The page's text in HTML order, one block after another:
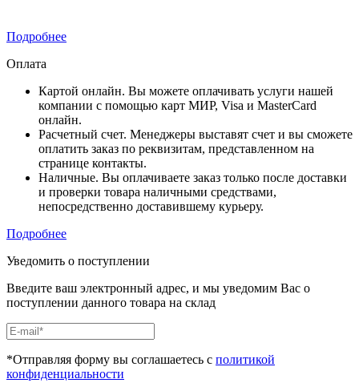
Подробнее
Оплата
Картой онлайн. Вы можете оплачивать услуги нашей
компании с помощью карт МИР, Visa и MasterCard
онлайн.
Расчетный счет. Менеджеры выставят счет и вы сможете
оплатить заказ по реквизитам, представленном на
странице контакты.
Наличные. Вы оплачиваете заказ только после доставки
и проверки товара наличными средствами,
непосредственно доставившему курьеру.
Подробнее
Уведомить о поступлении
Введите ваш электронный адрес, и мы уведомим Вас о
поступлении данного товара на склад
*Отправляя форму вы соглашаетесь с политикой
конфиденциальности